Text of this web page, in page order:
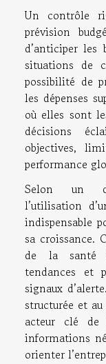
Un contrôle
prévision
d’anticiper les
situations de
possibilité de
les dépenses
où elles sont
décisions
objectives,
performance
Selon un
l’utilisation
indispensable
sa croissance.
de la santé
tendances et
signaux
structurée et
acteur clé de
informations
orienter